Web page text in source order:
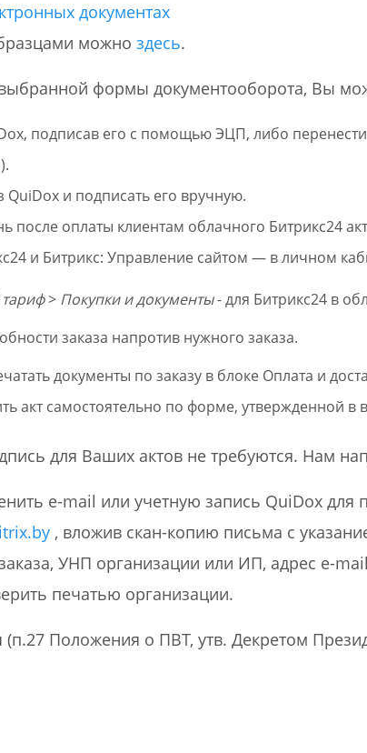
документах
можно здесь.
формы документооборота, Вы
подписав его с помощью ЭЦП, либо
QuiDox и подписать его вручную.
после оплаты клиентам облачного Битрикс24
и Битрикс: Управление сайтом — в личном
> Покупки и документы- для Битрикс24 в
заказа напротив нужного заказа.
документы по заказу в блоке Оплата и
акт самостоятельно по форме, утвержденной в
для Ваших актов не требуются. Нам
e-mail или учетную запись QuiDoх для
, вложив скан-копию письма с
УНП организации или ИП, адрес e-
печатью организации.
(п.27 Положения о ПВТ, утв. Декретом